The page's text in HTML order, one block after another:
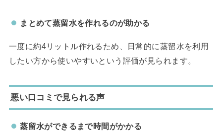
まとめて蒸留水を作れるのが助かる
一度に約4リットル作れるため、日常的に蒸留水を利用
したい方から使いやすいという評価が見られます。
悪い口コミで見られる声
蒸留水ができるまで時間がかかる